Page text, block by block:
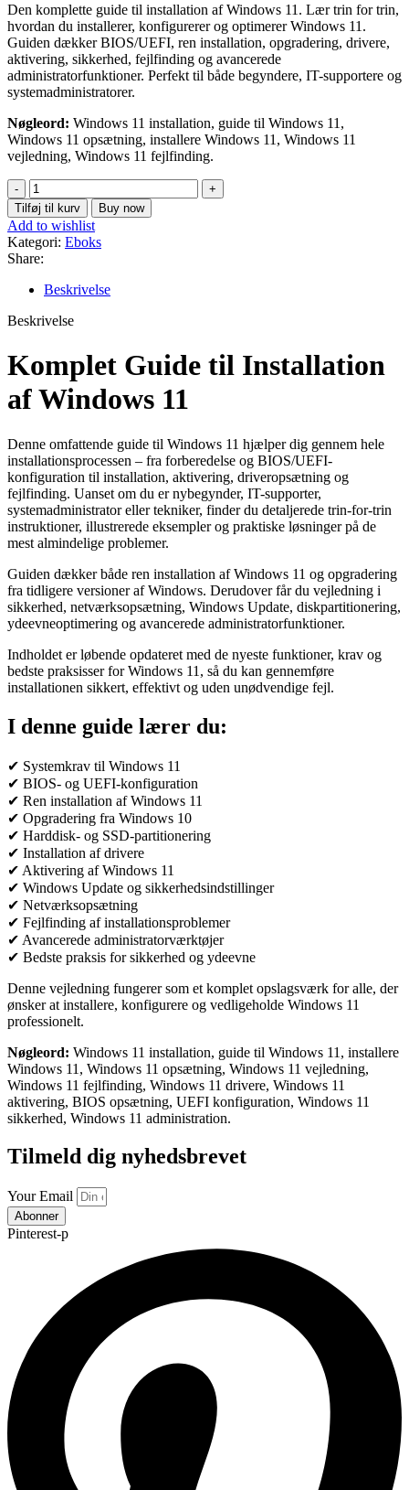
Den komplette guide til installation af Windows 11. Lær trin for trin,
hvordan du installerer, konfigurerer og optimerer Windows 11.
Guiden dækker BIOS/UEFI, ren installation, opgradering, drivere,
aktivering, sikkerhed, fejlfinding og avancerede
administratorfunktioner. Perfekt til både begyndere, IT-supportere og
systemadministratorer.
Nøgleord: Windows 11 installation, guide til Windows 11,
Windows 11 opsætning, installere Windows 11, Windows 11
vejledning, Windows 11 fejlfinding.
Windows
11
Installation
Guide
PDF
–
Dansk
vejledning
antal
Tilføj til kurv Buy now
Add to wishlist
Kategori: Eboks
Share:
Beskrivelse
Beskrivelse
Komplet Guide til Installation
af Windows 11
Denne omfattende guide til Windows 11 hjælper dig gennem hele
installationsprocessen – fra forberedelse og BIOS/UEFI-
konfiguration til installation, aktivering, driveropsætning og
fejlfinding. Uanset om du er nybegynder, IT-supporter,
systemadministrator eller tekniker, finder du detaljerede trin-for-trin
instruktioner, illustrerede eksempler og praktiske løsninger på de
mest almindelige problemer.
Guiden dækker både ren installation af Windows 11 og opgradering
fra tidligere versioner af Windows. Derudover får du vejledning i
sikkerhed, netværksopsætning, Windows Update, diskpartitionering,
ydeevneoptimering og avancerede administratorfunktioner.
Indholdet er løbende opdateret med de nyeste funktioner, krav og
bedste praksisser for Windows 11, så du kan gennemføre
installationen sikkert, effektivt og uden unødvendige fejl.
I denne guide lærer du:
✔ Systemkrav til Windows 11
✔ BIOS- og UEFI-konfiguration
✔ Ren installation af Windows 11
✔ Opgradering fra Windows 10
✔ Harddisk- og SSD-partitionering
✔ Installation af drivere
✔ Aktivering af Windows 11
✔ Windows Update og sikkerhedsindstillinger
✔ Netværksopsætning
✔ Fejlfinding af installationsproblemer
✔ Avancerede administratorværktøjer
✔ Bedste praksis for sikkerhed og ydeevne
Denne vejledning fungerer som et komplet opslagsværk for alle, der
ønsker at installere, konfigurere og vedligeholde Windows 11
professionelt.
Nøgleord: Windows 11 installation, guide til Windows 11, installere
Windows 11, Windows 11 opsætning, Windows 11 vejledning,
Windows 11 fejlfinding, Windows 11 drivere, Windows 11
aktivering, BIOS opsætning, UEFI konfiguration, Windows 11
sikkerhed, Windows 11 administration.
Tilmeld dig nyhedsbrevet
Your Email
Abonner
Pinterest-p